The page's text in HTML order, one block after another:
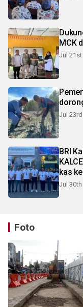
MCK
Jul 21st
Jul 23rd
BRI
kas
Jul 30th
Foto